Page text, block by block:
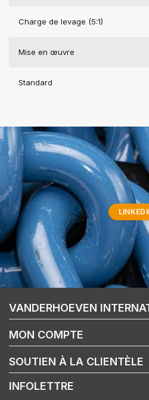
Charge de levage (5:1)
Mise en œuvre
Standard
VANDERHOEVEN
MON COMPTE
SOUTIEN À LA CLIENTÈLE
INFOLETTRE